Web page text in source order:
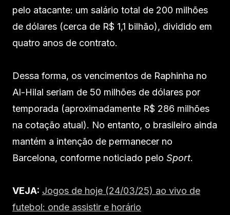
pelo atacante: um salário total de 200 milhões
de dólares (cerca de R$ 1,1 bilhão), dividido em
quatro anos de contrato.
Dessa forma, os vencimentos de Raphinha no
Al-Hilal seriam de 50 milhões de dólares por
temporada (aproximadamente R$ 286 milhões
na cotação atual). No entanto, o brasileiro ainda
mantém a intenção de permanecer no
Barcelona, conforme noticiado pelo Sport.
VEJA: Jogos de hoje (24/03/25) ao vivo de
futebol: onde assistir e horário